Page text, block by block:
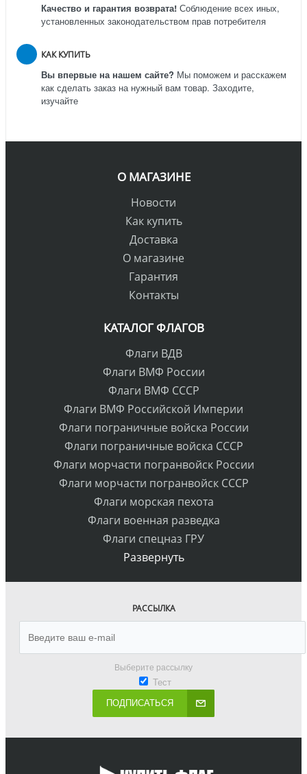
Качество и гарантия возврата! Соблюдение всех иных,
установленных законодательством прав потребителя
КАК КУПИТЬ
Вы впервые на нашем сайте? Мы поможем и расскажем
как сделать заказ на нужный вам товар. Заходите,
изучайте
О МАГАЗИНЕ
Новости
Как купить
Доставка
О магазине
Гарантия
Контакты
КАТАЛОГ ФЛАГОВ
Флаги ВДВ
Флаги ВМФ России
Флаги ВМФ СССР
Флаги ВМФ Российской Империи
Флаги пограничные войска России
Флаги пограничные войска СССР
Флаги морчасти погранвойск России
Флаги морчасти погранвойск СССР
Флаги морская пехота
Флаги военная разведка
Флаги спецназ ГРУ
Развернуть
РАССЫЛКА
Выберите рассылку
Тест
ПОДПИСАТЬСЯ